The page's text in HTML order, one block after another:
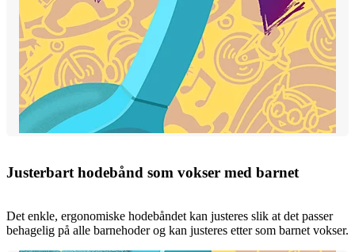
Justerbart hodebånd som vokser med barnet
Det enkle, ergonomiske hodebåndet kan justeres slik at det passer
behagelig på alle barnehoder og kan justeres etter som barnet vokser.